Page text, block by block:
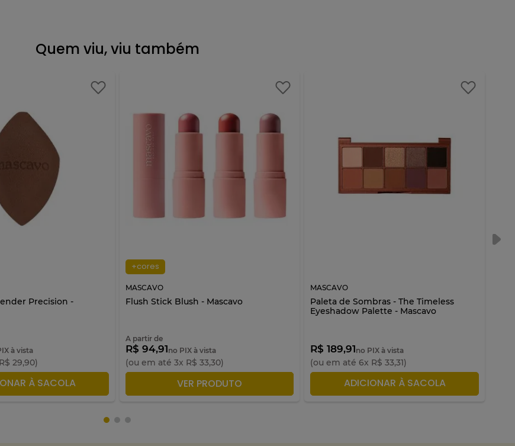
Quem viu, viu também
Precision -
à vista
R$ 29,90)
À SACOLA
+cores
MASCAVO
Flush Stick Blush - Mascavo
A partir de
R$ 94,91no PIX à vista
(ou em até 3x R$ 33,30)
ADICIONAR À SACOLA
VER PRODUTO
MASCAVO
Paleta de Sombras - The Timeless
Eyeshadow Palette - Mascavo
R$ 189,91no PIX à vista
(ou em até 6x R$ 33,31)
ADICIONAR À SACOLA